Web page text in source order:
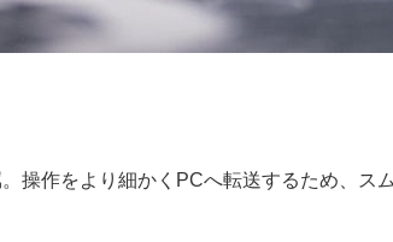
操作をより細かくPCへ転送するため、ス